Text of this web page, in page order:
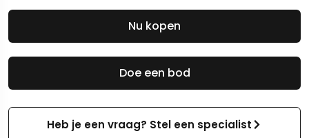
Doe een bod
Heb je een vraag? Stel een specialist
Nu kopen